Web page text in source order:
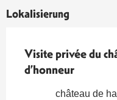
Lokalisierung
Visite privée du
d’honneur
château de